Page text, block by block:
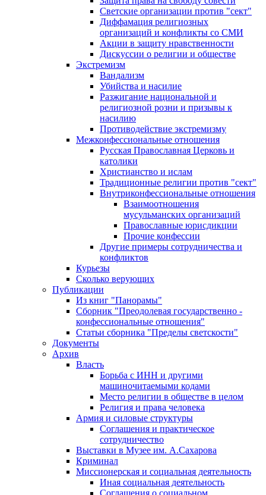
Светские организации против "сект"
Диффамация религиозных
организаций и конфликты со СМИ
Акции в защиту нравственности
Дискуссии о религии и обществе
Экстремизм
Вандализм
Убийства и насилие
Разжигание национальной и
религиозной розни и призывы к
насилию
Противодействие экстремизму
Межконфессиональные отношения
Русская Православная Церковь и
католики
Христианство и ислам
Традиционные религии против "сект"
Внутриконфессиональные отношения
Взаимоотношения
мусульманских организаций
Православные юрисдикции
Прочие конфессии
Другие примеры сотрудничества и
конфликтов
Курьезы
Сколько верующих
Публикации
Из книг "Панорамы"
Сборник "Преодолевая государственно -
конфессиональные отношения"
Статьи сборника "Пределы светскости"
Документы
Архив
Власть
Борьба с ИНН и другими
машиночитаемыми кодами
Место религии в обществе в целом
Религия и права человека
Армия и силовые структуры
Соглашения и практическое
сотрудничество
Выставки в Музее им. А.Сахарова
Криминал
Миссионерская и социальная деятельность
Иная социальная деятельность